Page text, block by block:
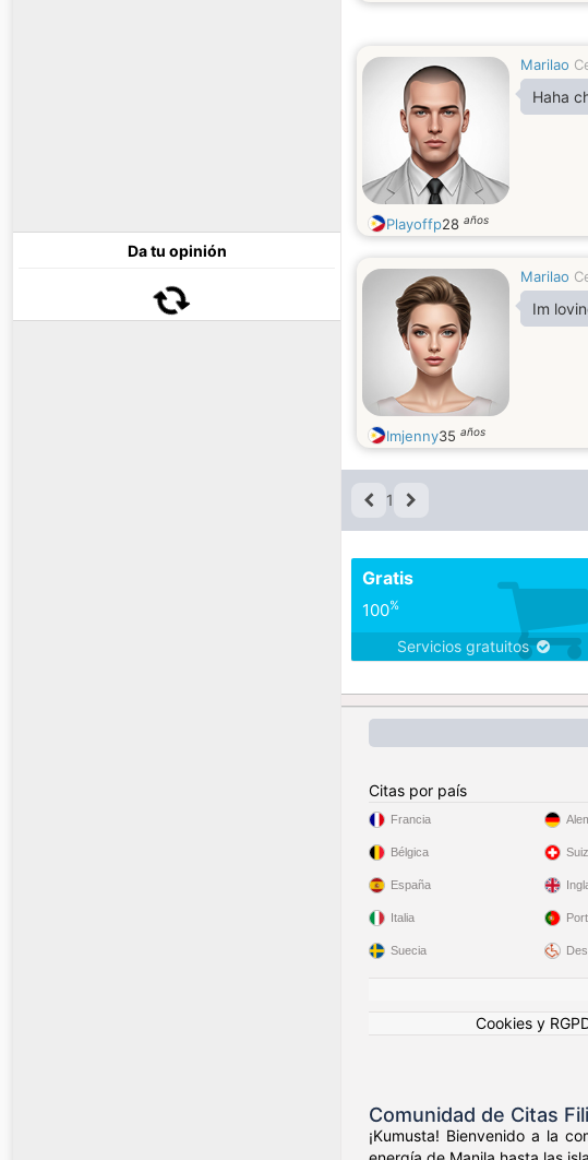
Da tu opinión
Marilao
Haha
Playoffp28 años
Marilao
Im
Imjenny35 años
1
Gratis
100%
Servicios gratuitos
Citas por país
Francia
Bélgica
España
Italia
Suecia
Cookies y
Comunidad de Citas
¡Kumusta! Bienvenido a la